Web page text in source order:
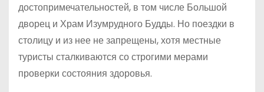
достопримечательностей, в том числе Большой
дворец и Храм Изумрудного Будды. Но поездки в
столицу и из нее не запрещены, хотя местные
туристы сталкиваются со строгими мерами
проверки состояния здоровья.